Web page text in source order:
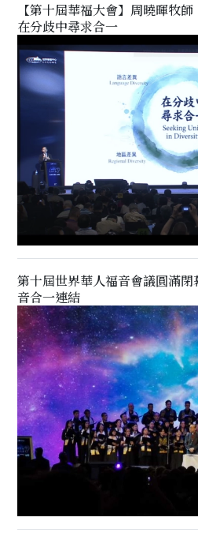
【第十屆華福大會】周曉暉牧
在分歧中尋求合一
第十屆世界華人福音會議圓滿
音合一連結